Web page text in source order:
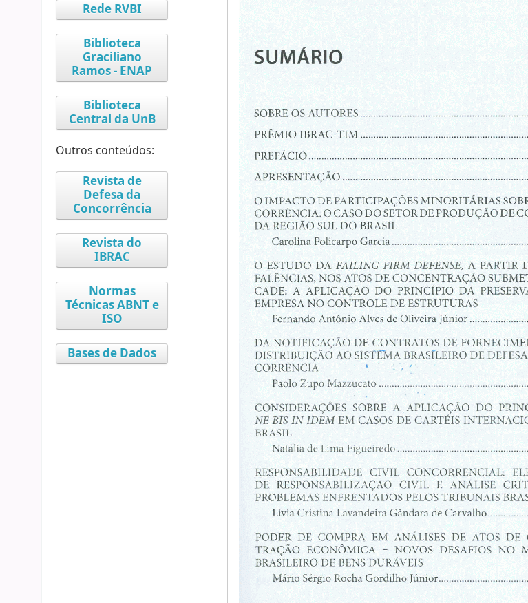
Rede RVBI
Biblioteca
Graciliano
Ramos - ENAP
Biblioteca
Central da UnB
Outros conteúdos:
Revista de
Defesa da
Concorrência
Revista do
IBRAC
Normas
Técnicas ABNT e
ISO
Bases de Dados